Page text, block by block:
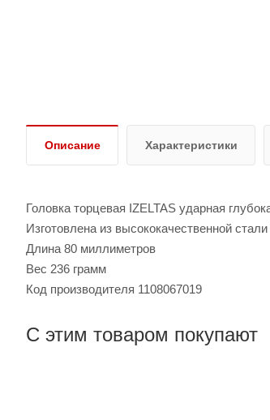
Описание Характеристики
Головка торцевая IZELTAS ударная
Изготовлена из высококачественной
Длина 80 миллиметров
Вес 236 грамм
Код производителя 1108067019
С этим товаром покупают